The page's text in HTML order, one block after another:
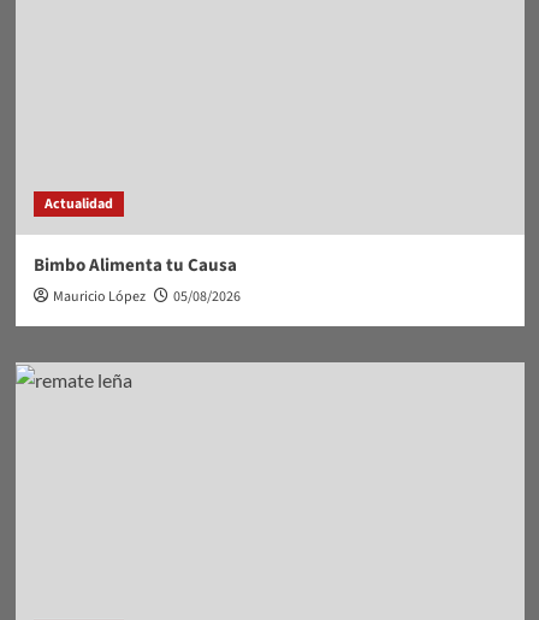
Actualidad
Bimbo Alimenta tu Causa
Mauricio López 05/08/2026